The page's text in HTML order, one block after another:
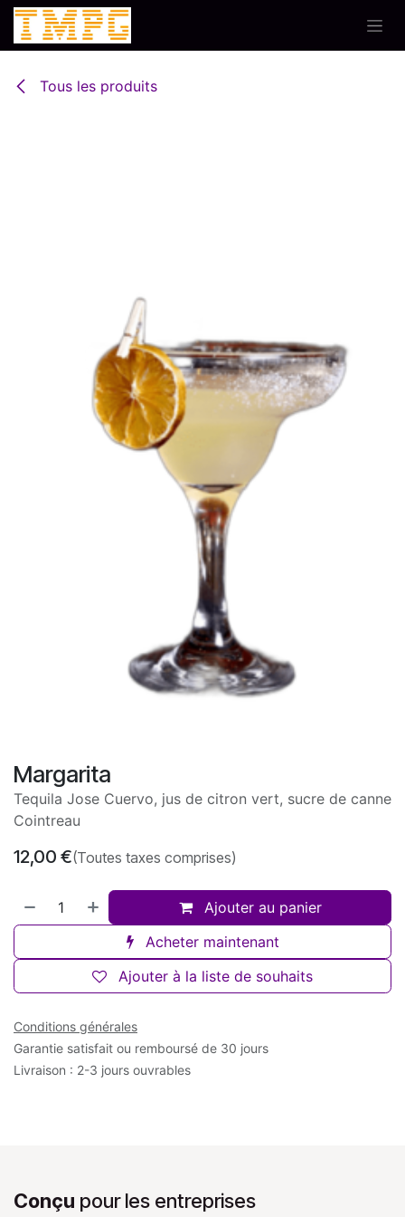
Se rendre au contenu
Tous les produits
Margarita
Tequila Jose Cuervo, jus de citron vert, sucre de canne
Cointreau
12,00 €(Toutes taxes comprises)
Ajouter au panier
Acheter maintenant
Ajouter à la liste de souhaits
Conditions générales
Garantie satisfait ou remboursé de 30 jours
Livraison : 2-3 jours ouvrables
Conçu pour les entreprises